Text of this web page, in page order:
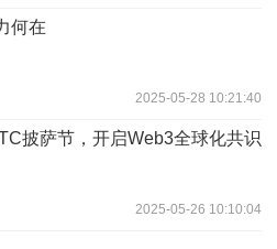
何在
2025-05-28 10:21:40
披萨节，开启Web3全球化共识
2025-05-26 10:10:04